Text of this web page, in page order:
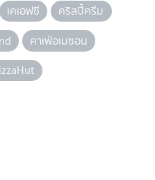
เคเอฟซี
คริสปี้ครีม
คาเฟ่อเมซอน